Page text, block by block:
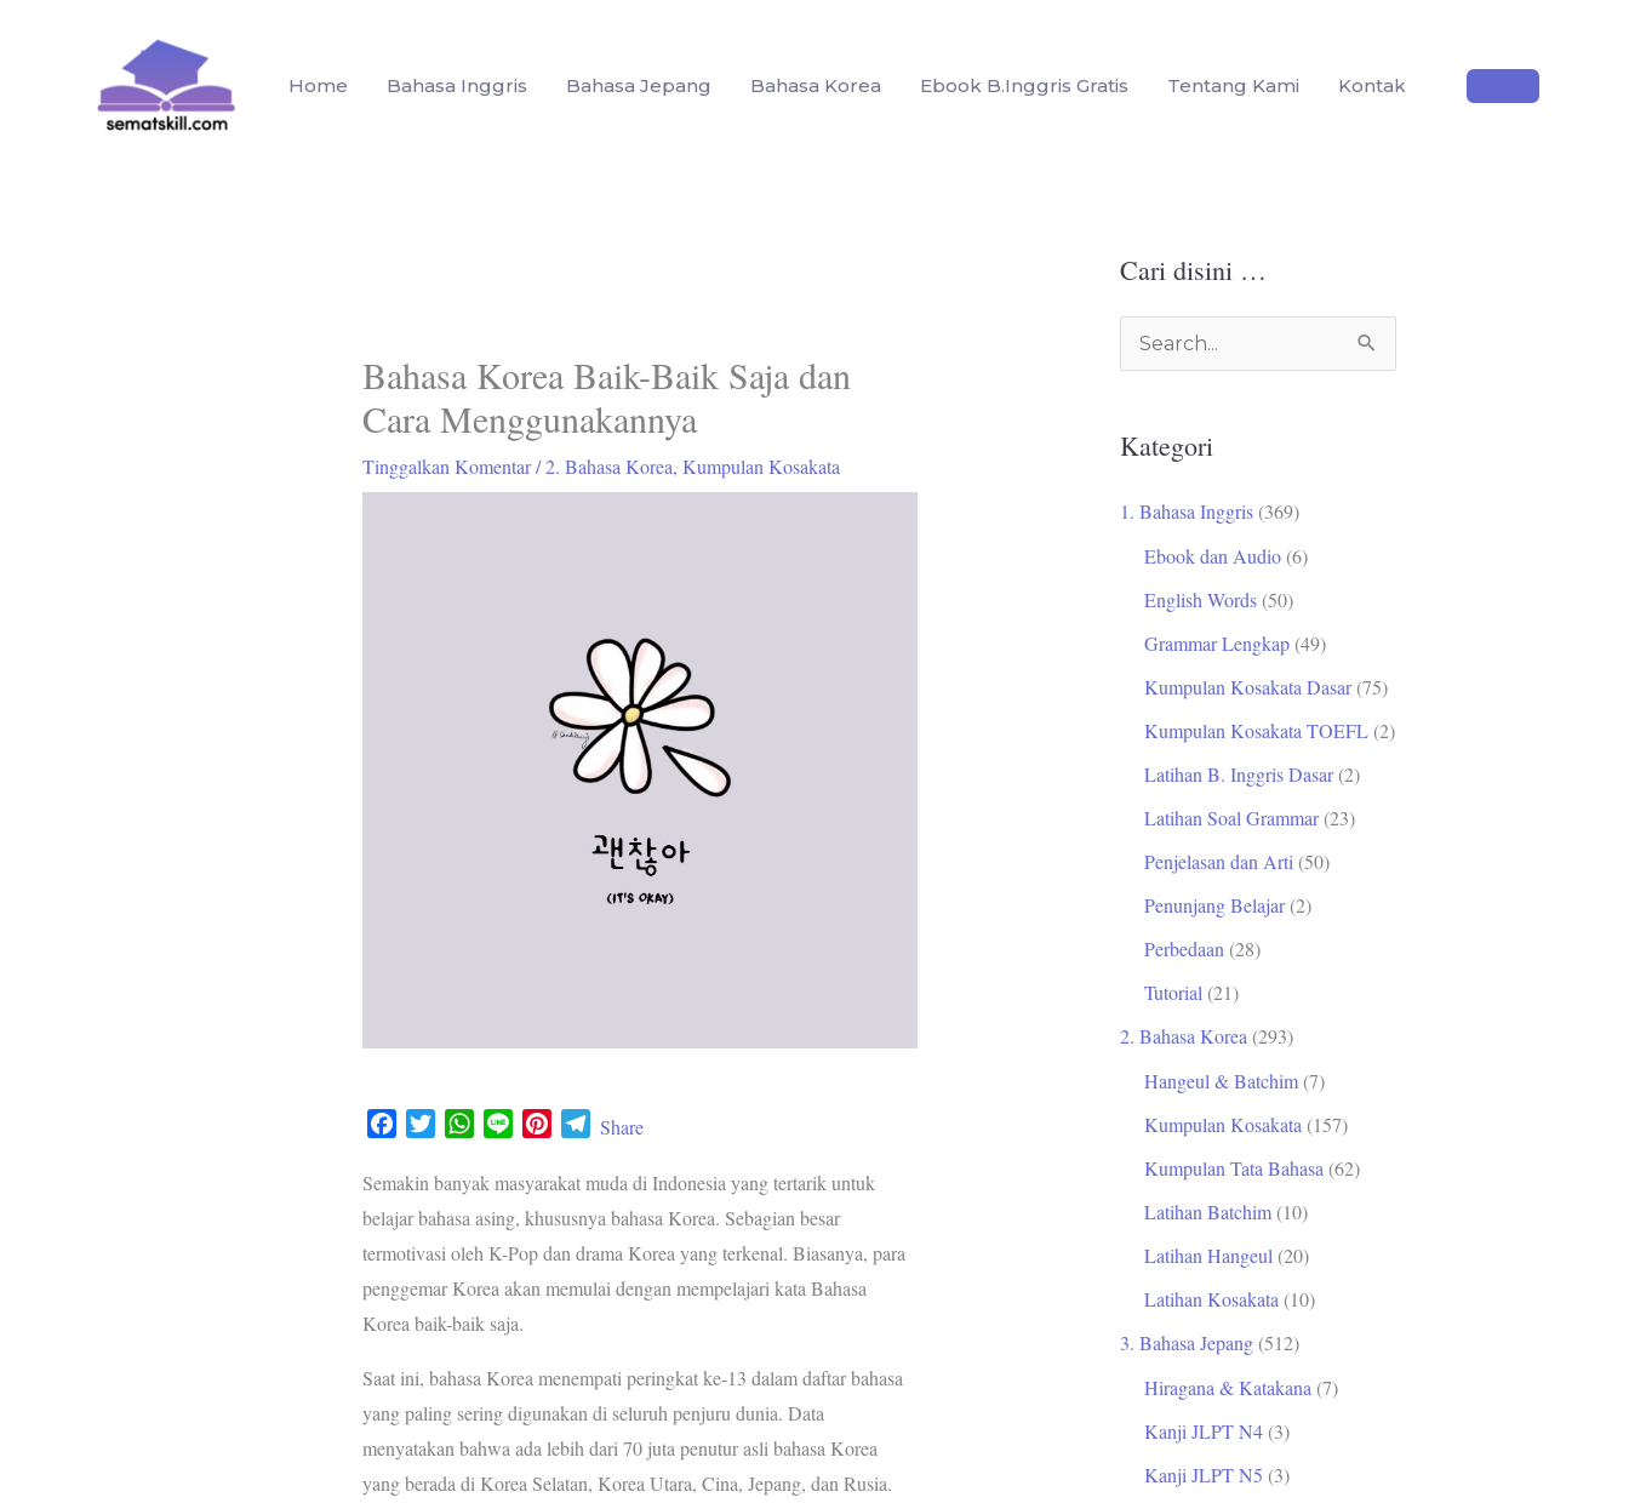
Home Bahasa Inggris Bahasa Jepang Bahasa Korea Ebook B.Inggris Gratis Tentang Kami Kontak
Bahasa Korea Baik-Baik Saja dan
Cara Menggunakannya
Tinggalkan Komentar /2. Bahasa Korea, Kumpulan Kosakata
c
e
o
o
k
i
t
e
r
W
a
t
A
p
p
n
e
n
t
r
e
T
l
e
r
a
Share
Semakin banyak masyarakat muda di Indonesia yang tertarik untuk
belajar bahasa asing, khususnya bahasa Korea. Sebagian besar
termotivasi oleh K-Pop dan drama Korea yang terkenal. Biasanya, para
penggemar Korea akan memulai dengan mempelajari kata Bahasa
Korea baik-baik saja.
Saat ini, bahasa Korea menempati peringkat ke-13 dalam daftar bahasa
yang paling sering digunakan di seluruh penjuru dunia. Data
menyatakan bahwa ada lebih dari 70 juta penutur asli bahasa Korea
yang berada di Korea Selatan, Korea Utara, Cina, Jepang, dan Rusia.
Cari disini …
i
u
Kategori
1. Bahasa Inggris (369)
Ebook dan Audio (6)
English Words (50)
Grammar Lengkap (49)
Kumpulan Kosakata Dasar(75)
Kumpulan Kosakata TOEFL (2)
Latihan B. Inggris Dasar(2)
Latihan Soal Grammar(23)
Penjelasan dan Arti (50)
Penunjang Belajar(2)
Perbedaan (28)
Tutorial (21)
2. Bahasa Korea (293)
Hangeul & Batchim (7)
Kumpulan Kosakata (157)
Kumpulan Tata Bahasa (62)
Latihan Batchim (10)
Latihan Hangeul (20)
Latihan Kosakata (10)
3. Bahasa Jepang (512)
Hiragana & Katakana (7)
Kanji JLPT N4 (3)
Kanji JLPT N5 (3)